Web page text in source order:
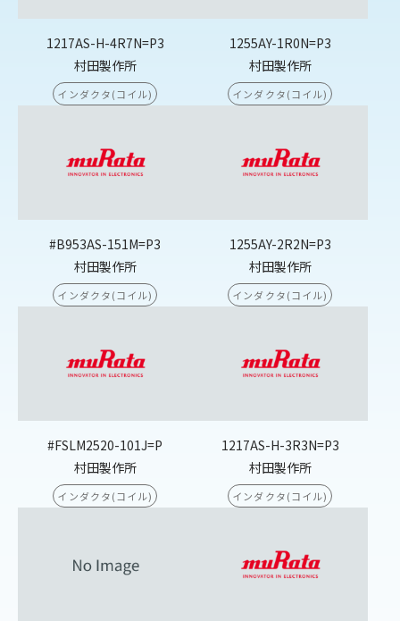
1217AS-H-4R7N=P3
村田製作所
インダクタ(コイル)
1255AY-1R0N=P3
村田製作所
インダクタ(コイル)
#B953AS-151M=P3
村田製作所
インダクタ(コイル)
1255AY-2R2N=P3
村田製作所
インダクタ(コイル)
#FSLM2520-101J=P
村田製作所
インダクタ(コイル)
1217AS-H-3R3N=P3
村田製作所
インダクタ(コイル)